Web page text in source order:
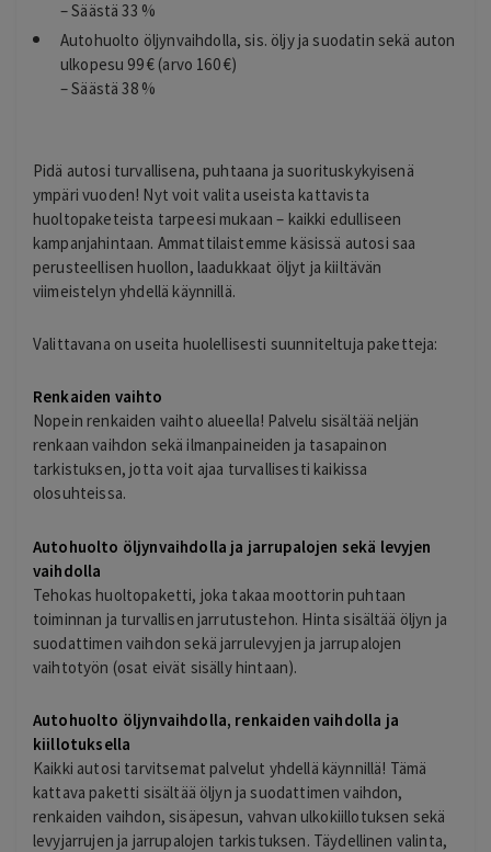
– Säästä 33 %
Autohuolto öljynvaihdolla, sis. öljy ja suodatin sekä auton
ulkopesu 99 € (arvo 160 €)
– Säästä 38 %
Pidä autosi turvallisena, puhtaana ja suorituskykyisenä
ympäri vuoden! Nyt voit valita useista kattavista
huoltopaketeista tarpeesi mukaan – kaikki edulliseen
kampanjahintaan. Ammattilaistemme käsissä autosi saa
perusteellisen huollon, laadukkaat öljyt ja kiiltävän
viimeistelyn yhdellä käynnillä.
Valittavana on useita huolellisesti suunniteltuja paketteja:
Renkaiden vaihto
Nopein renkaiden vaihto alueella! Palvelu sisältää neljän
renkaan vaihdon sekä ilmanpaineiden ja tasapainon
tarkistuksen, jotta voit ajaa turvallisesti kaikissa
olosuhteissa.
Autohuolto öljynvaihdolla ja jarrupalojen sekä levyjen
vaihdolla
Tehokas huoltopaketti, joka takaa moottorin puhtaan
toiminnan ja turvallisen jarrutustehon. Hinta sisältää öljyn ja
suodattimen vaihdon sekä jarrulevyjen ja jarrupalojen
vaihtotyön (osat eivät sisälly hintaan).
Autohuolto öljynvaihdolla, renkaiden vaihdolla ja
kiillotuksella
Kaikki autosi tarvitsemat palvelut yhdellä käynnillä! Tämä
kattava paketti sisältää öljyn ja suodattimen vaihdon,
renkaiden vaihdon, sisäpesun, vahvan ulkokiillotuksen sekä
levyjarrujen ja jarrupalojen tarkistuksen. Täydellinen valinta,